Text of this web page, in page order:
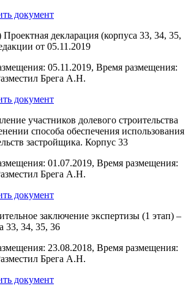
документ
Проектная декларация (корпуса 33, 34, 35,
от 05.11.2019
05.11.2019, Время размещения:
Брега А.Н.
документ
участников долевого строительства
способа обеспечения использования
застройщика. Корпус 33
01.07.2019, Время размещения:
Брега А.Н.
документ
заключение экспертизы (1 этап) –
33, 34, 35, 36
23.08.2018, Время размещения:
Брега А.Н.
документ